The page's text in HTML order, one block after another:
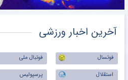
آخرین اخبار ورزشی
فوتسال فوتبال ملی
استقلال
پرسپولیس